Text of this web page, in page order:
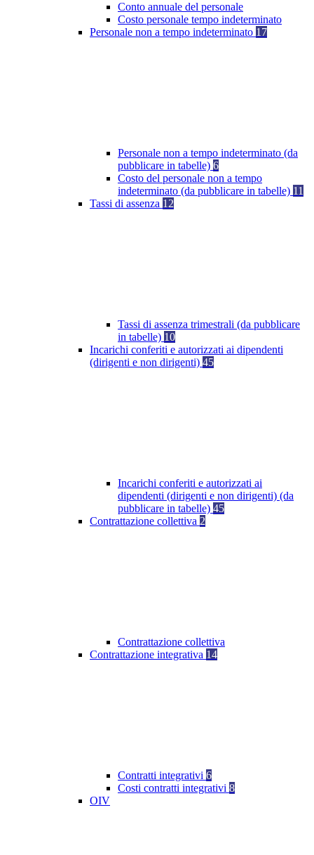
Conto annuale del personale
Costo personale tempo indeterminato
Personale non a tempo indeterminato 17
Personale non a tempo indeterminato (da
pubblicare in tabelle) 6
Costo del personale non a tempo
indeterminato (da pubblicare in tabelle) 11
Tassi di assenza 12
Tassi di assenza trimestrali (da pubblicare
in tabelle) 10
Incarichi conferiti e autorizzati ai dipendenti
(dirigenti e non dirigenti) 45
Incarichi conferiti e autorizzati ai
dipendenti (dirigenti e non dirigenti) (da
pubblicare in tabelle) 45
Contrattazione collettiva 2
Contrattazione collettiva
Contrattazione integrativa 14
Contratti integrativi 6
Costi contratti integrativi 8
OIV